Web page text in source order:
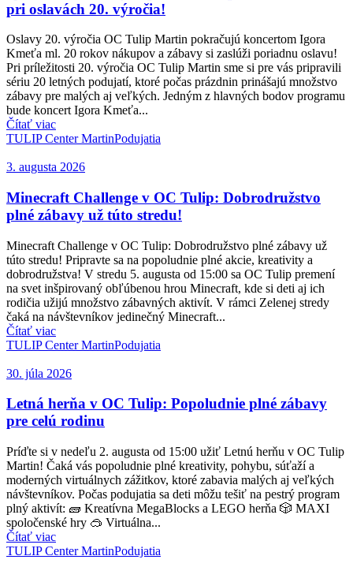
pri oslavách 20. výročia!
Oslavy 20. výročia OC Tulip Martin pokračujú koncertom Igora
Kmeťa ml. 20 rokov nákupov a zábavy si zaslúži poriadnu oslavu!
Pri príležitosti 20. výročia OC Tulip Martin sme si pre vás pripravili
sériu 20 letných podujatí, ktoré počas prázdnin prinášajú množstvo
zábavy pre malých aj veľkých. Jedným z hlavných bodov programu
bude koncert Igora Kmeťa...
Čítať viac
TULIP Center MartinPodujatia
3. augusta 2026
Minecraft Challenge v OC Tulip: Dobrodružstvo
plné zábavy už túto stredu!
Minecraft Challenge v OC Tulip: Dobrodružstvo plné zábavy už
túto stredu! Pripravte sa na popoludnie plné akcie, kreativity a
dobrodružstva! V stredu 5. augusta od 15:00 sa OC Tulip premení
na svet inšpirovaný obľúbenou hrou Minecraft, kde si deti aj ich
rodičia užijú množstvo zábavných aktivít. V rámci Zelenej stredy
čaká na návštevníkov jedinečný Minecraft...
Čítať viac
TULIP Center MartinPodujatia
30. júla 2026
Letná herňa v OC Tulip: Popoludnie plné zábavy
pre celú rodinu
Príďte si v nedeľu 2. augusta od 15:00 užiť Letnú herňu v OC Tulip
Martin! Čaká vás popoludnie plné kreativity, pohybu, súťaží a
moderných virtuálnych zážitkov, ktoré zabavia malých aj veľkých
návštevníkov. Počas podujatia sa deti môžu tešiť na pestrý program
plný aktivít: 🧱 Kreatívna MegaBlocks a LEGO herňa 🎲 MAXI
spoločenské hry 🥽 Virtuálna...
Čítať viac
TULIP Center MartinPodujatia